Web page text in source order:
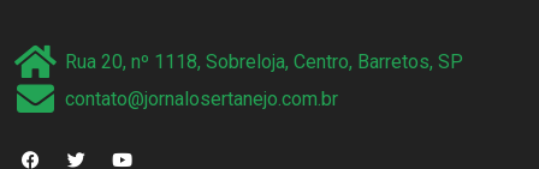
Rua 20, nº 1118, Sobreloja, Centro, Barretos, SP
contato@jornalosertanejo.com.br